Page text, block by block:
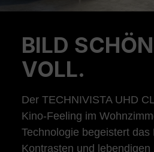
BILD
VOLL.
Der TECHNIVISTA UHD
Kino-Feeling im
Technologie begeistert das
Kontrasten und
Previous